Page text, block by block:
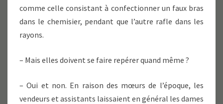
comme celle consistant à confectionner un faux bras
dans le chemisier, pendant que l’autre rafle dans les
rayons.
– Mais elles doivent se faire repérer quand même ?
– Oui et non. En raison des mœurs de l’époque, les
vendeurs et assistants laissaient en général les dames